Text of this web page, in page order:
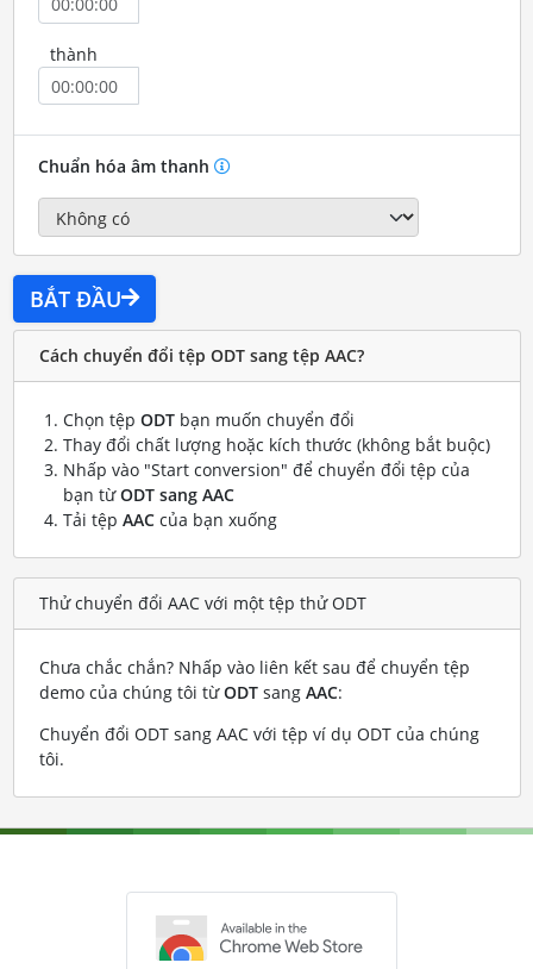
thành
Chuẩn hóa âm thanh
BẮT ĐẦU
Cách chuyển đổi tệp ODT sang tệp AAC?
Chọn tệp ODTbạn muốn chuyển đổi
Thay đổi chất lượng hoặc kích thước (không bắt buộc)
Nhấp vào "Start conversion" để chuyển đổi tệp của
bạn từODT sang AAC
Tải tệp AACcủa bạn xuống
Thử chuyển đổi AAC với một tệp thử ODT
Chưa chắc chắn? Nhấp vào liên kết sau để chuyển tệp
demo của chúng tôi từODTsang AAC:
Chuyển đổi ODT sang AAC với tệp ví dụ ODT của chúng
tôi.